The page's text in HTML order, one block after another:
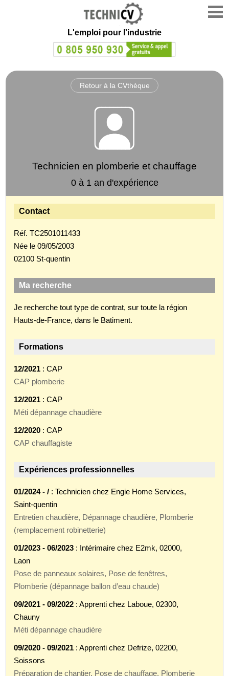
L'emploi pour l'industrie
Retour à la CVthèque
Technicien en plomberie et chauffage
0 à 1 an d'expérience
Contact
Réf. TC2501011433
Née le 09/05/2003
02100 St-quentin
Ma recherche
Je recherche tout type de contrat, sur toute la région
Hauts-de-France, dans le Batiment.
Formations
12/2021 : CAP
CAP plomberie
12/2021 : CAP
Méti dépannage chaudière
12/2020 : CAP
CAP chauffagiste
Expériences professionnelles
01/2024 - / : Technicien chez Engie Home Services,
Saint-quentin
Entretien chaudière, Dépannage chaudière, Plomberie
(remplacement robinetterie)
01/2023 - 06/2023 : Intérimaire chez E2mk, 02000,
Laon
Pose de panneaux solaires, Pose de fenêtres,
Plomberie (dépannage ballon d’eau chaude)
09/2021 - 09/2022 : Apprenti chez Laboue, 02300,
Chauny
Méti dépannage chaudière
09/2020 - 09/2021 : Apprenti chez Defrize, 02200,
Soissons
Préparation de chantier, Pose de chauffage, Plomberie